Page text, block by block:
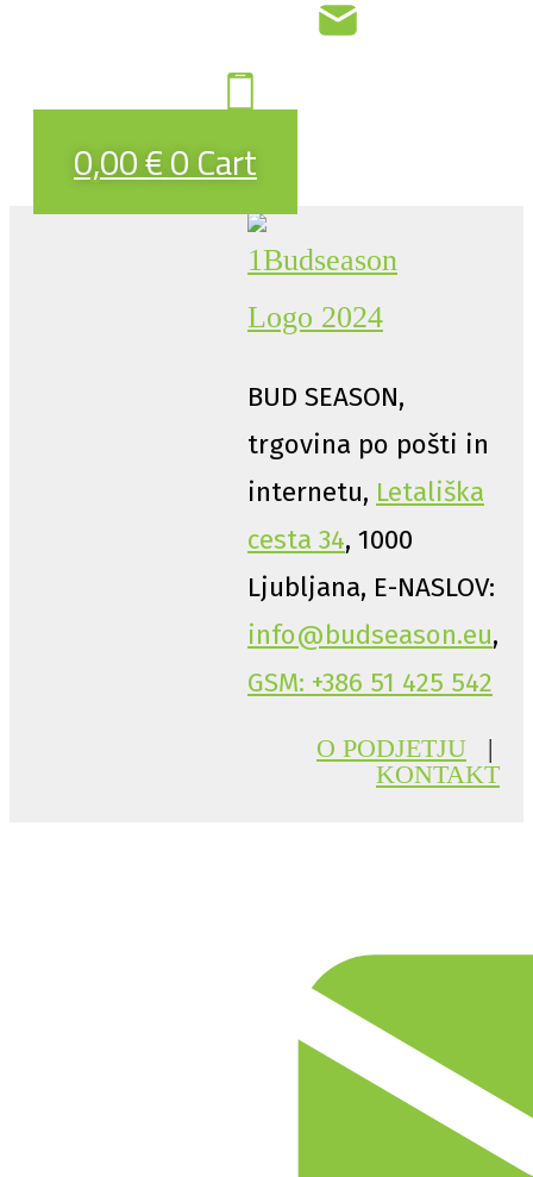
0,00€0Cart
BUD SEASON,
trgovina po pošti in
internetu, Letališka
cesta 34, 1000
Ljubljana, E-NASLOV:
info@budseason.eu,
GSM: +386 51 425 542
O PODJETJU |
KONTAKT